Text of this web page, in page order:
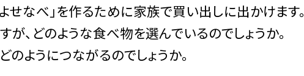
せなべ」を作るために家族で買い出しに出かけます。
、どのような食べ物を選んでいるのでしょうか。
のようにつながるのでしょうか。